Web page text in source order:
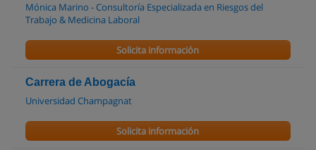
Mónica Marino - Consultoría Especializada en Riesgos del
Trabajo & Medicina Laboral
Solicita información
Carrera de Abogacía
Universidad Champagnat
Solicita información